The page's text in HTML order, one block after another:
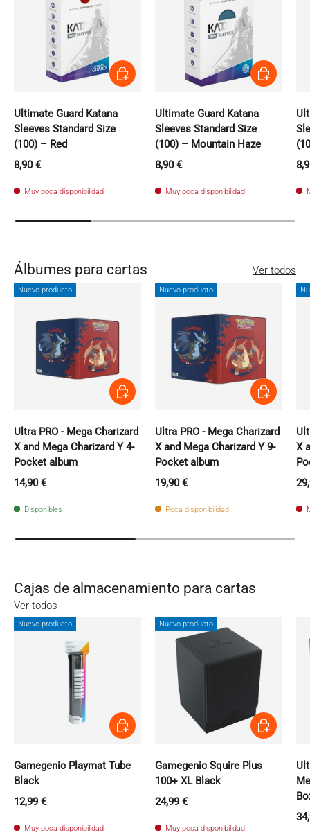
Ultimate Guard Katana
Sleeves Standard Size
(100) – Red
Precio normal
8,90 €
Muy poca disponibilidad
Añadir al carrito
Ultimate Guard Katana
Sleeves Standard Size
(100) – Mountain Haze
Precio normal
8,90 €
Muy poca disponibilidad
Añadir al
Álbumes para cartas Ver todos
Nuevo producto
Ultra PRO - Mega Charizard
X and Mega Charizard Y 4-
Pocket album
Precio normal
14,90 €
Disponibles
Añadir al carrito
Nuevo producto
Ultra PRO - Mega Charizard
X and Mega Charizard Y 9-
Pocket album
Precio normal
19,90 €
Poca disponibilidad
Añadir al
X
Cajas de almacenamiento para cartas
Ver todos
Nuevo producto
Gamegenic Playmat Tube
Black
Precio normal
12,99 €
Muy poca disponibilidad
Añadir al carrito
Nuevo producto
Gamegenic Squire Plus
100+ XL Black
Precio normal
24,99 €
Muy poca disponibilidad
Añadir al